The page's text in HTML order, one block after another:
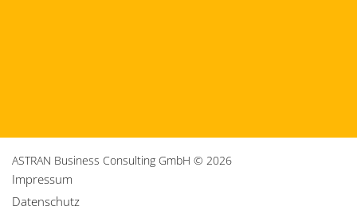
ASTRAN Business Consulting GmbH © 2026
Impressum
Datenschutz